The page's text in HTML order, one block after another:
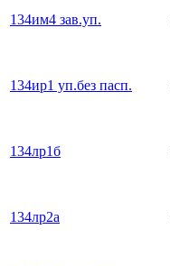
134им4 зав.уп.
134ир1 уп.без пасп.
134лр1б
134лр2а